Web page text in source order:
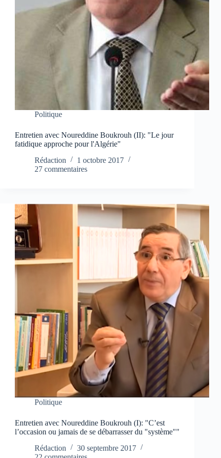
Politique
Entretien avec Noureddine Boukrouh (II): "Le jour
fatidique approche pour l'Algérie"
Rédaction
1 octobre 2017
27 commentaires
Politique
Entretien avec Noureddine Boukrouh (I): "C’est
l’occasion ou jamais de se débarrasser du "système""
Rédaction
30 septembre 2017